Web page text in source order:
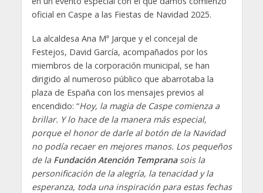
oficial en Caspe a las Fiestas de Navidad 2025.
La alcaldesa Ana Mª Jarque y el concejal de
Festejos, David García, acompañados por los
miembros de la corporación municipal, se han
dirigido al numeroso público que abarrotaba la
plaza de España con los mensajes previos al
encendido: “Hoy, la magia de Caspe comienza a
brillar. Y lo hace de la manera más especial,
porque el honor de darle al botón de la Navidad
no podía recaer en mejores manos. Los pequeños
de la Fundación Atención Tempranasois la
personificación de la alegría, la tenacidad y la
esperanza, toda una inspiración para estas fechas